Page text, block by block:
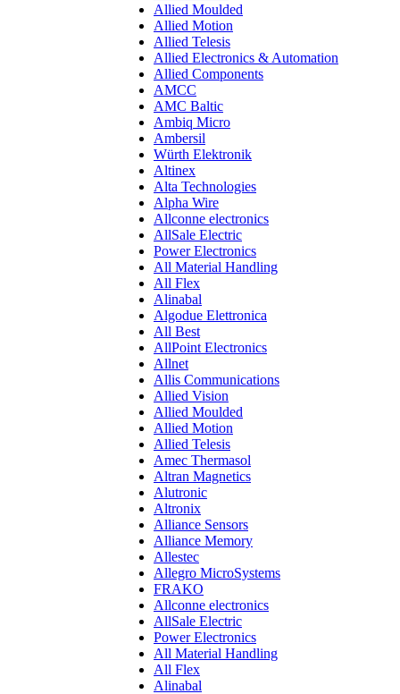
Allied Moulded
Allied Motion
Allied Telesis
Allied Electronics & Automation
Allied Components
AMCC
AMC Baltic
Ambiq Micro
Ambersil
Würth Elektronik
Altinex
Alta Technologies
Alpha Wire
Allconne electronics
AllSale Electric
Power Electronics
All Material Handling
All Flex
Alinabal
Algodue Elettronica
All Best
AllPoint Electronics
Allnet
Allis Communications
Allied Vision
Allied Moulded
Allied Motion
Allied Telesis
Amec Thermasol
Altran Magnetics
Alutronic
Altronix
Alliance Sensors
Alliance Memory
Allestec
Allegro MicroSystems
FRAKO
Allconne electronics
AllSale Electric
Power Electronics
All Material Handling
All Flex
Alinabal